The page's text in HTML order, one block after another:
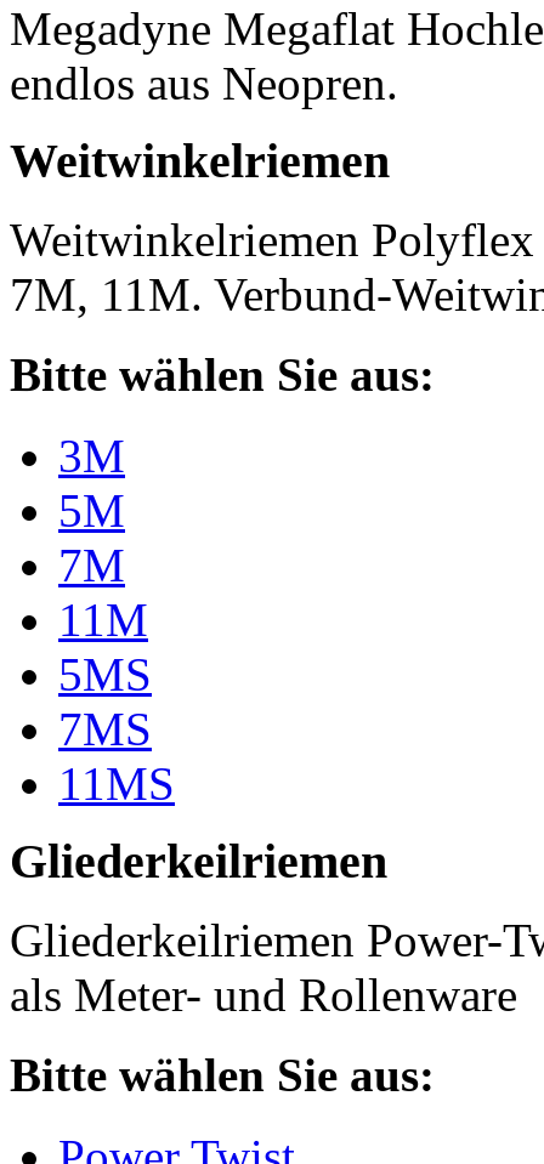
Megadyne Megaflat
endlos aus Neopren.
Weitwinkelriemen
Weitwinkelriemen
7M, 11M. Verbund-
Bitte wählen Sie aus:
3M
5M
7M
11M
5MS
7MS
11MS
Gliederkeilriemen
Gliederkeilriemen Power-
als Meter- und Rollenware
Bitte wählen Sie aus: